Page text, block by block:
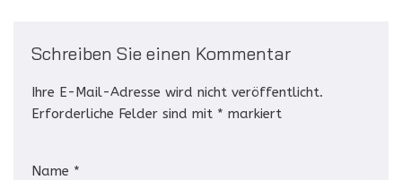
Schreiben Sie einen Kommentar
Ihre E-Mail-Adresse wird nicht veröffentlicht.
Erforderliche Felder sind mit * markiert
Name *